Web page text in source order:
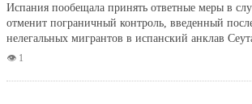
Испания пообещала принять ответные меры в
отменит пограничный контроль, введенный
нелегальных мигрантов в испанский анклав
👁️ 1